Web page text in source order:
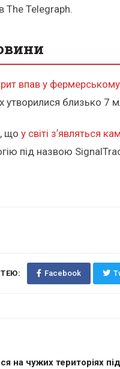
The Telegraph.
впав у фермерському
утворилися близько
що у світі зʼявляться
під назвою
Facebook
на чужих територіях